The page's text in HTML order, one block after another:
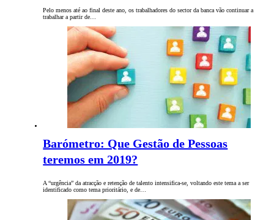
Pelo menos até ao final deste ano, os trabalhadores do sector da banca vão continuar a
trabalhar a partir de…
Barómetro: Que Gestão de Pessoas
teremos em 2019?
A “urgência” da atracção e retenção de talento intensifica-se, voltando este tema a ser
identificado como tema prioritário, e de…